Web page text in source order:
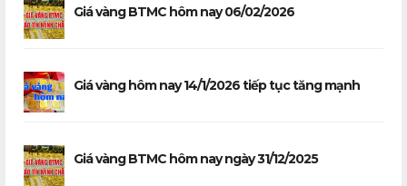
Giá vàng BTMC hôm nay 06/02/2026
Giá vàng hôm nay 14/1/2026 tiếp tục tăng mạnh
Giá vàng BTMC hôm nay ngày 31/12/2025